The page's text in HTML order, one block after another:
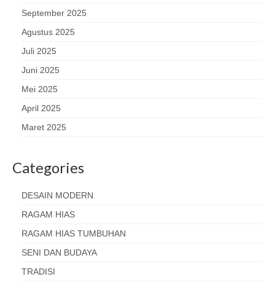
September 2025
Agustus 2025
Juli 2025
Juni 2025
Mei 2025
April 2025
Maret 2025
Categories
DESAIN MODERN
RAGAM HIAS
RAGAM HIAS TUMBUHAN
SENI DAN BUDAYA
TRADISI